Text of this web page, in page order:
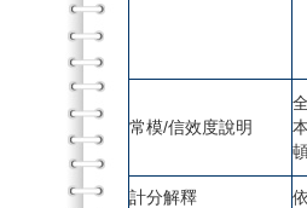
常模/信效度說明
計分解釋